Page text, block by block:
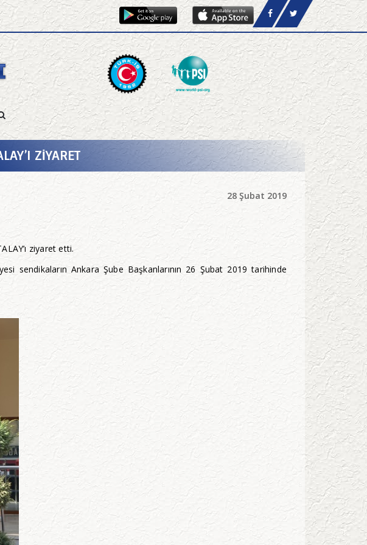
ZİYARET
28 Şubat 2019
ziyaret etti.
sendikaların Ankara Şube Başkanlarının 26 Şubat 2019 tarihinde